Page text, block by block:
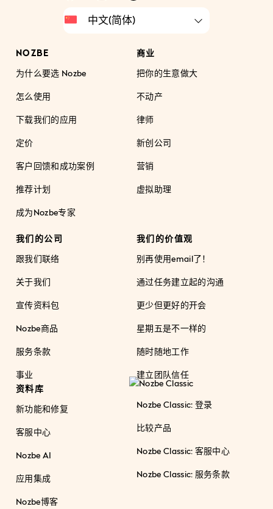
NOZBE
为什么要选 Nozbe
怎么使用
下载我们的应用
定价
客户回馈和成功案例
推荐计划
成为Nozbe专家
商业
把你的生意做大
不动产
律师
新创公司
营销
虚拟助理
我们的公司
跟我们联络
关于我们
宣传资料包
Nozbe商品
服务条款
事业
我们的价值观
别再使用email了！
通过任务建立起的沟通
更少但更好的开会
星期五是不一样的
随时随地工作
建立团队信任
资料库
新功能和修复
客服中心
Nozbe AI
应用集成
Nozbe博客
Nozbe Classic: 登录
比较产品
Nozbe Classic: 客服中心
Nozbe Classic: 服务条款